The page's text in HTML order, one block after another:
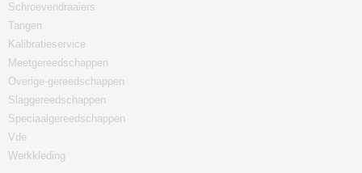
Schroevendraaiers
Tangen
Kalibratieservice
Meetgereedschappen
Overige-gereedschappen
Slaggereedschappen
Speciaalgereedschappen
Vde
Werkkleding